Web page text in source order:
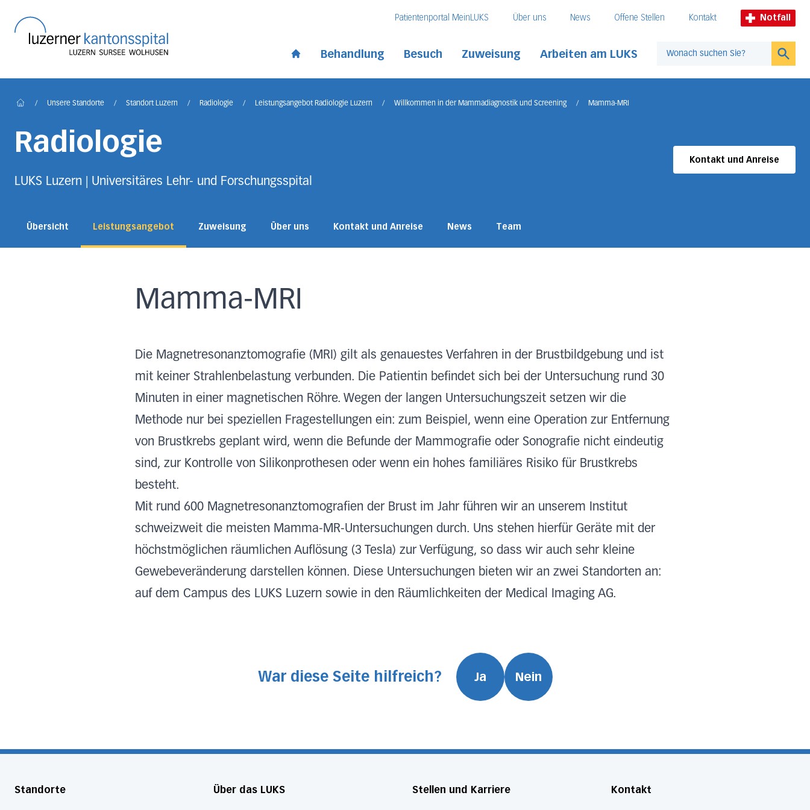
Patientenportal MeinLUKS Über uns News Offene Stellen Kontakt Notfall
Behandlung Besuch Zuweisung Arbeiten am LUKS
/ Unsere Standorte / Standort Luzern / Radiologie / Leistungsangebot Radiologie Luzern / Willkommen in der Mammadiagnostik und Screening / Mamma-MRI
Radiologie
LUKS Luzern | Universitäres Lehr- und Forschungsspital
Kontakt und Anreise
Übersicht Leistungsangebot Zuweisung Über uns Kontakt und Anreise News Team
Mamma-MRI
Die Magnetresonanztomografie (MRI) gilt als genauestes Verfahren in der Brustbildgebung und ist
mit keiner Strahlenbelastung verbunden. Die Patientin befindet sich bei der Untersuchung rund 30
Minuten in einer magnetischen Röhre. Wegen der langen Untersuchungszeit setzen wir die
Methode nur bei speziellen Fragestellungen ein: zum Beispiel, wenn eine Operation zur Entfernung
von Brustkrebs geplant wird, wenn die Befunde der Mammografie oder Sonografie nicht eindeutig
sind, zur Kontrolle von Silikonprothesen oder wenn ein hohes familiäres Risiko für Brustkrebs
besteht.
Mit rund 600 Magnetresonanztomografien der Brust im Jahr führen wir an unserem Institut
schweizweit die meisten Mamma-MR-Untersuchungen durch. Uns stehen hierfür Geräte mit der
höchstmöglichen räumlichen Auflösung (3 Tesla) zur Verfügung, so dass wir auch sehr kleine
Gewebeveränderung darstellen können. Diese Untersuchungen bieten wir an zwei Standorten an:
auf dem Campus des LUKS Luzern sowie in den Räumlichkeiten der Medical Imaging AG.
War diese Seite hilfreich? Ja Nein
Standorte Über das LUKS Stellen und Karriere Kontakt